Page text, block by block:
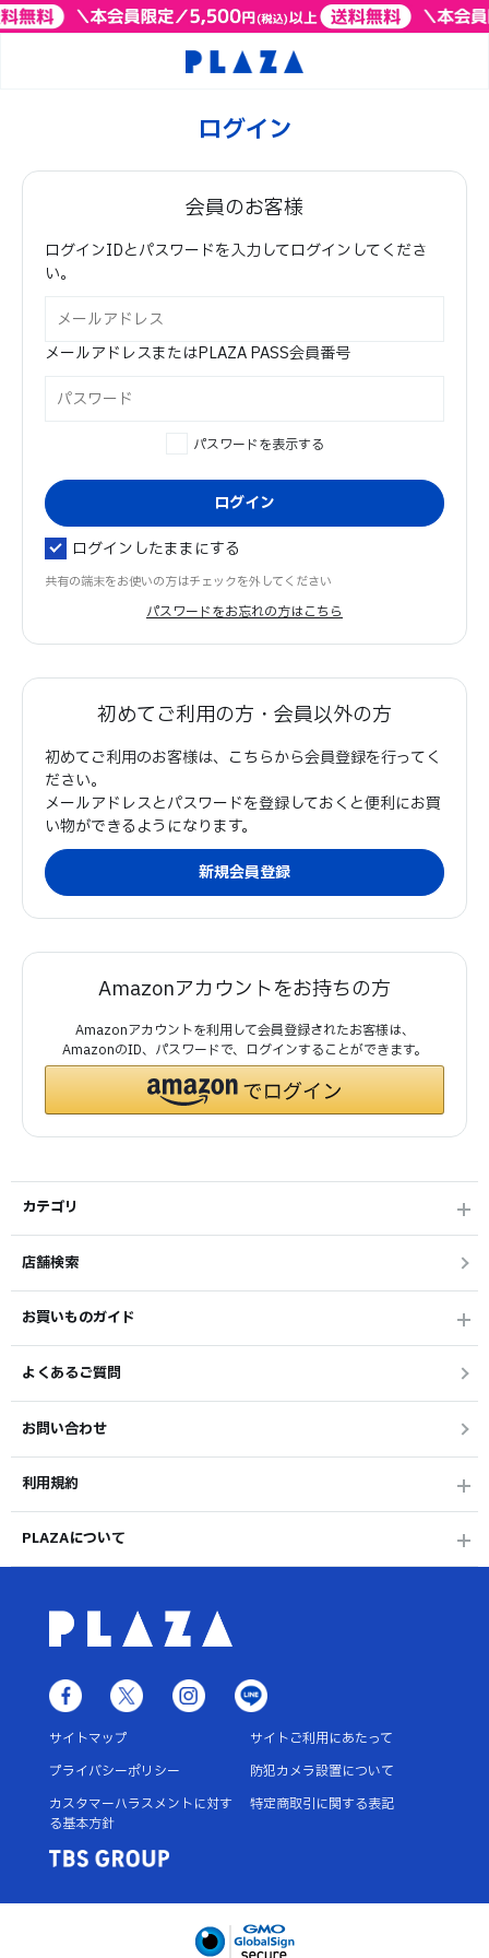
ログイン
会員のお客様
ログインIDとパスワードを入力してログインしてくださ
い。
メールアドレスまたはPLAZA PASS会員番号
パスワードを表示する
ログインしたままにする
共有の端末をお使いの方はチェックを外してください
パスワードをお忘れの方はこちら
初めてご利用の方・会員以外の方
初めてご利用のお客様は、こちらから会員登録を行ってく
ださい。
メールアドレスとパスワードを登録しておくと便利にお買
い物ができるようになります。
Amazonアカウントをお持ちの方
Amazonアカウントを利用して会員登録されたお客様は、
AmazonのID、パスワードで、ログインすることができます。
カテゴリ
店舗検索
お買いものガイド
よくあるご質問
お問い合わせ
利用規約
PLAZAについて
サイトマップ
サイトご利用にあたって
プライバシーポリシー
防犯カメラ設置について
カスタマーハラスメントに対す
る基本方針
特定商取引に関する表記